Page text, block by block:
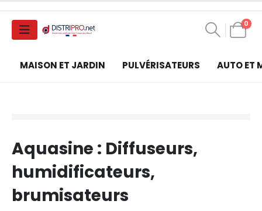
0
MAISON ET JARDIN PULVÉRISATEURS AUTO ET
Aquasine : Diffuseurs,
humidificateurs,
brumisateurs